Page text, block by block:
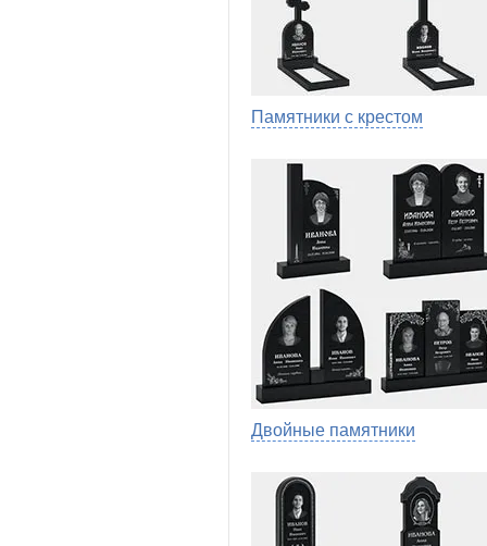
Памятники с крестом
Двойные памятники